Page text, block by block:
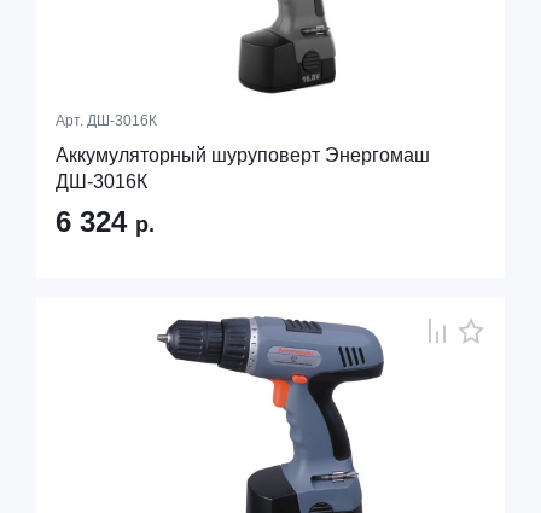
Арт. ДШ-3016К
Аккумуляторный шуруповерт Энергомаш
ДШ-3016К
6 324 р.